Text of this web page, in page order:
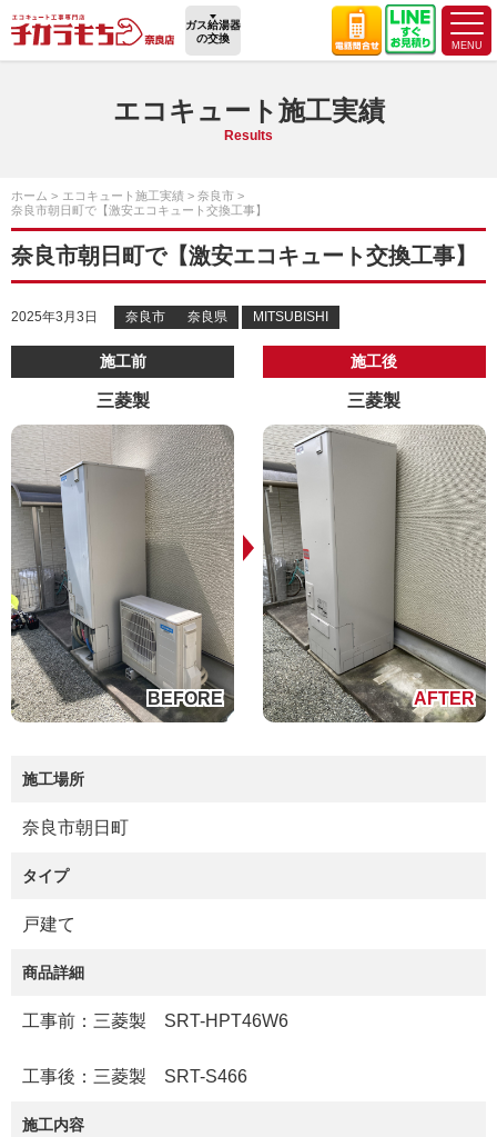
ガス給湯器
の交換
エコキュート施工実績
Results
ホーム エコキュート施工実績
奈良市
奈良市朝日町で【激安エコキュート交換工事】
奈良市朝日町で【激安エコキュート交換工事】
2025年3月3日 奈良市 奈良県 MITSUBISHI
施工前
三菱製
施工後
三菱製
施工場所
奈良市朝日町
タイプ
戸建て
商品詳細
工事前：三菱製 SRT-HPT46W6
工事後：三菱製 SRT-S466
施工内容